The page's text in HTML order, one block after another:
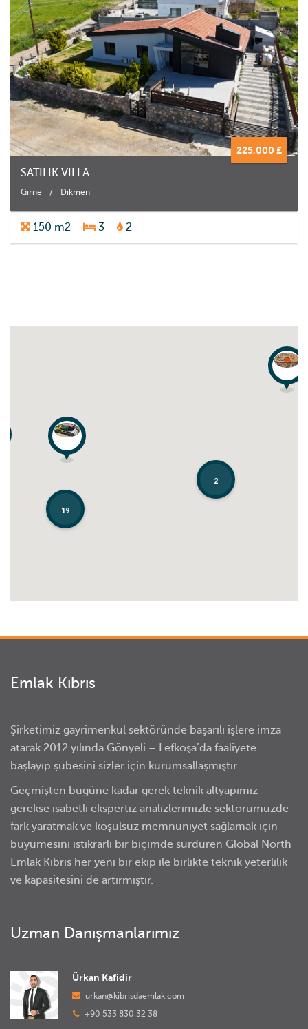
225,000 £
SATILIK VİLLA
Girne / Dikmen
150 m2 3 2
19
2
Emlak Kıbrıs
Şirketimiz gayrimenkul sektöründe başarılı işlere imza
atarak 2012 yılında Gönyeli – Lefkoşa’da faaliyete
başlayıp şubesini sizler için kurumsallaşmıştır.
Geçmişten bugüne kadar gerek teknik altyapımız
gerekse isabetli ekspertiz analizlerimizle sektörümüzde
fark yaratmak ve koşulsuz memnuniyet sağlamak için
büyümesini istikrarlı bir biçimde sürdüren Global North
Emlak Kıbrıs her yeni bir ekip ile birlikte teknik yeterlilik
ve kapasitesini de artırmıştır.
Uzman Danışmanlarımız
Ürkan Kafidir
urkan@kibrisdaemlak.com
+90 533 830 32 38